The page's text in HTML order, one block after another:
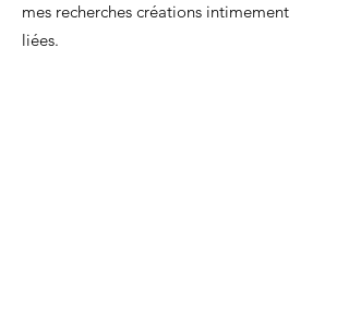
mes recherches créations intimement
liées.